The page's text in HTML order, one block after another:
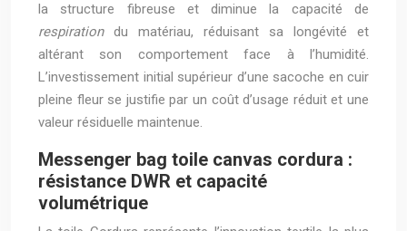
la structure fibreuse et diminue la capacité de
respiration du matériau, réduisant sa longévité et
altérant son comportement face à l’humidité.
L’investissement initial supérieur d’une sacoche en cuir
pleine fleur se justifie par un coût d’usage réduit et une
valeur résiduelle maintenue.
Messenger bag toile canvas cordura :
résistance DWR et capacité
volumétrique